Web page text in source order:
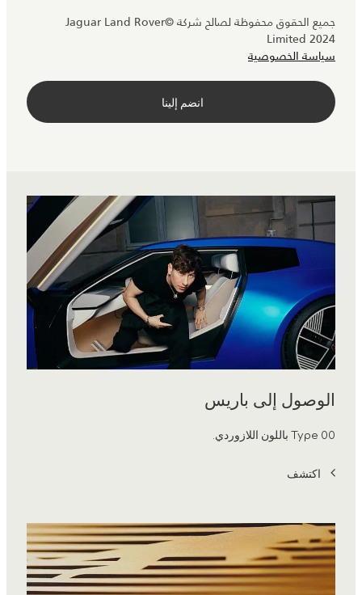
جميع الحقوق محفوظة لصالح شركة ©Jaguar Land Rover
Limited 2024
سياسة الخصوصية
الوصول إلى باريس
Type 00 باللون اللازوردي.
اكتشف